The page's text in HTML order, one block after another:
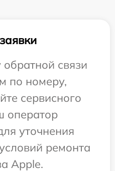
связи
по номеру,
сервисного
оператор
уточнения
ремонта
Apple.